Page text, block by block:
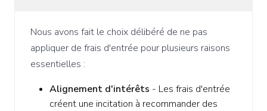
Nous avons fait le choix délibéré de ne pas
appliquer de frais d'entrée pour plusieurs raisons
essentielles :
Alignement d'intérêts - Les frais d'entrée
créent une incitation à recommander des